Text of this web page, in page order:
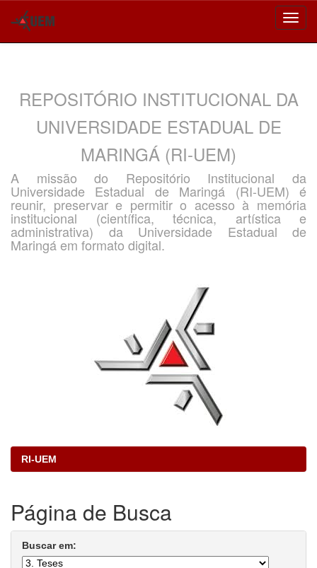
REPOSITÓRIO INSTITUCIONAL DA
UNIVERSIDADE ESTADUAL DE
MARINGÁ (RI-UEM)
A missão do Repositório Institucional da
Universidade Estadual de Maringá (RI-UEM) é
reunir, preservar e permitir o acesso à memória
institucional (científica, técnica, artística e
administrativa) da Universidade Estadual de
Maringá em formato digital.
RI-UEM
Página de Busca
Buscar em: